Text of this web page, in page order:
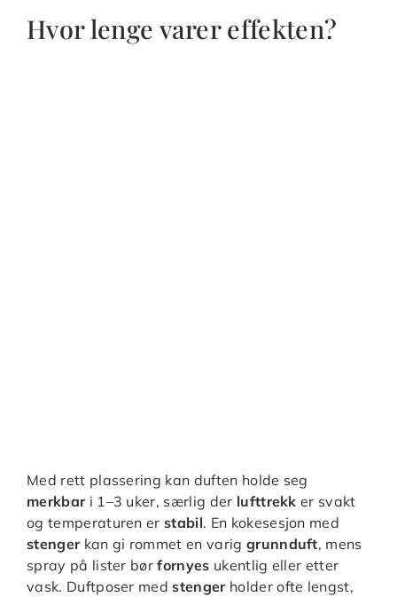
Hvor lenge varer effekten?
Med rett plassering kan duften holde seg
merkbari 1–3 uker, særlig der lufttrekk er svakt
og temperaturen erstabil. En kokesesjon med
stengerkan gi rommet en varig grunnduft, mens
spray på lister børfornyes ukentlig eller etter
vask. Duftposer medstengerholder ofte lengst,